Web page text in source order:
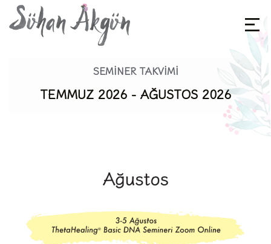
SEMINER TAKVIMI
TEMMUZ 2026 - AĞUSTOS 2026